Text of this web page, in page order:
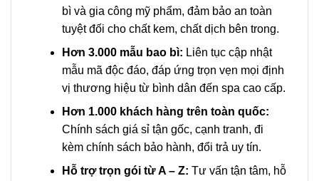
bì và gia công mỹ phẩm, đảm bảo an toàn
tuyệt đối cho chất kem, chất dịch bên trong.
Hơn 3.000 mẫu bao bì: Liên tục cập nhật
mẫu mã độc đáo, đáp ứng trọn vẹn mọi định
vị thương hiệu từ bình dân đến spa cao cấp.
Hơn 1.000 khách hàng trên toàn quốc:
Chính sách giá sỉ tận gốc, cạnh tranh, đi
kèm chính sách bảo hành, đổi trả uy tín.
Hỗ trợ trọn gói từ A – Z: Tư vấn tận tâm, hỗ